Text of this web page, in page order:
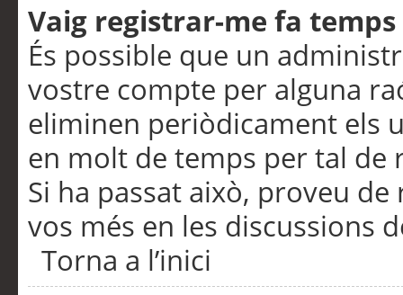
Vaig registrar-me fa
És possible que un
vostre compte per alguna
eliminen periòdicament els
en molt de temps per tal de
Si ha passat això, proveu
vos més en les discussions
Torna a l’inici